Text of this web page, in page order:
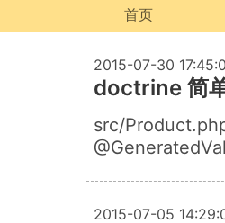
首页
2015-07-30
doctrine 简
src/
2015-07-05